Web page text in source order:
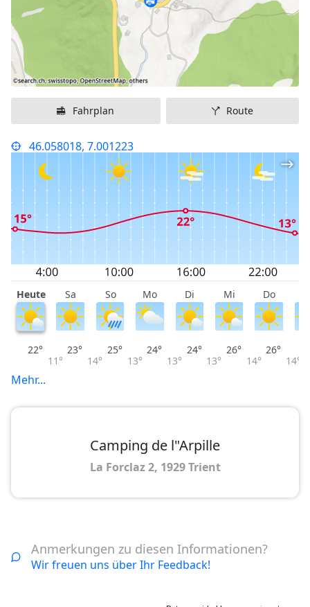
Fahrplan Route
46.058018, 7.001223
Heute Sa So Mo Di Mi Do
22°
11°
23°
14°
25°
13°
24°
13°
24°
13°
26°
14°
26°
14°
Mehr...
Camping de l"Arpille
La Forclaz 2, 1929 Trient
Anmerkungen zu diesen Informationen?
Wir freuen uns über Ihr Feedback!